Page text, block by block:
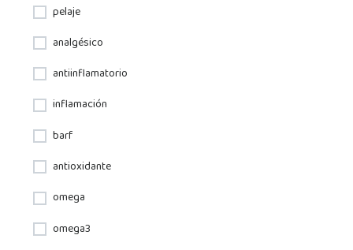
pelaje
analgésico
antiinflamatorio
inflamación
barf
antioxidante
omega
omega3